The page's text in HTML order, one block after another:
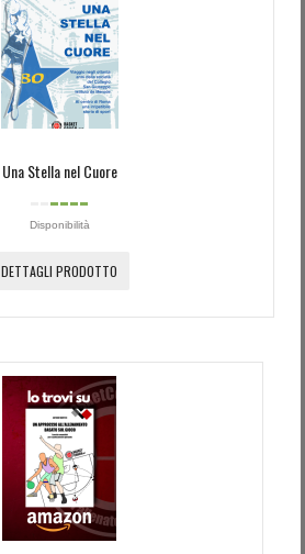
Una Stella nel Cuore
Disponibilità
DETTAGLI PRODOTTO